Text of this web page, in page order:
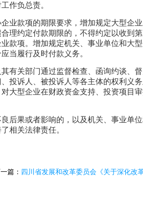
作负总责。
业款项的期限要求，增加规定大型企
理约定付款期限的，不得约定以收到
款项。增加规定机关、事业单位和大
当履行及时付款义务。
有关部门通过监督检查、函询约谈、
投诉人、被投诉人等各主体的权利义
大型企业在财政资金支持、投资项目
后果或者影响的，以及机关、事业单
相关法律责任。
篇： 四川省发展和改革委员会《关于深化改